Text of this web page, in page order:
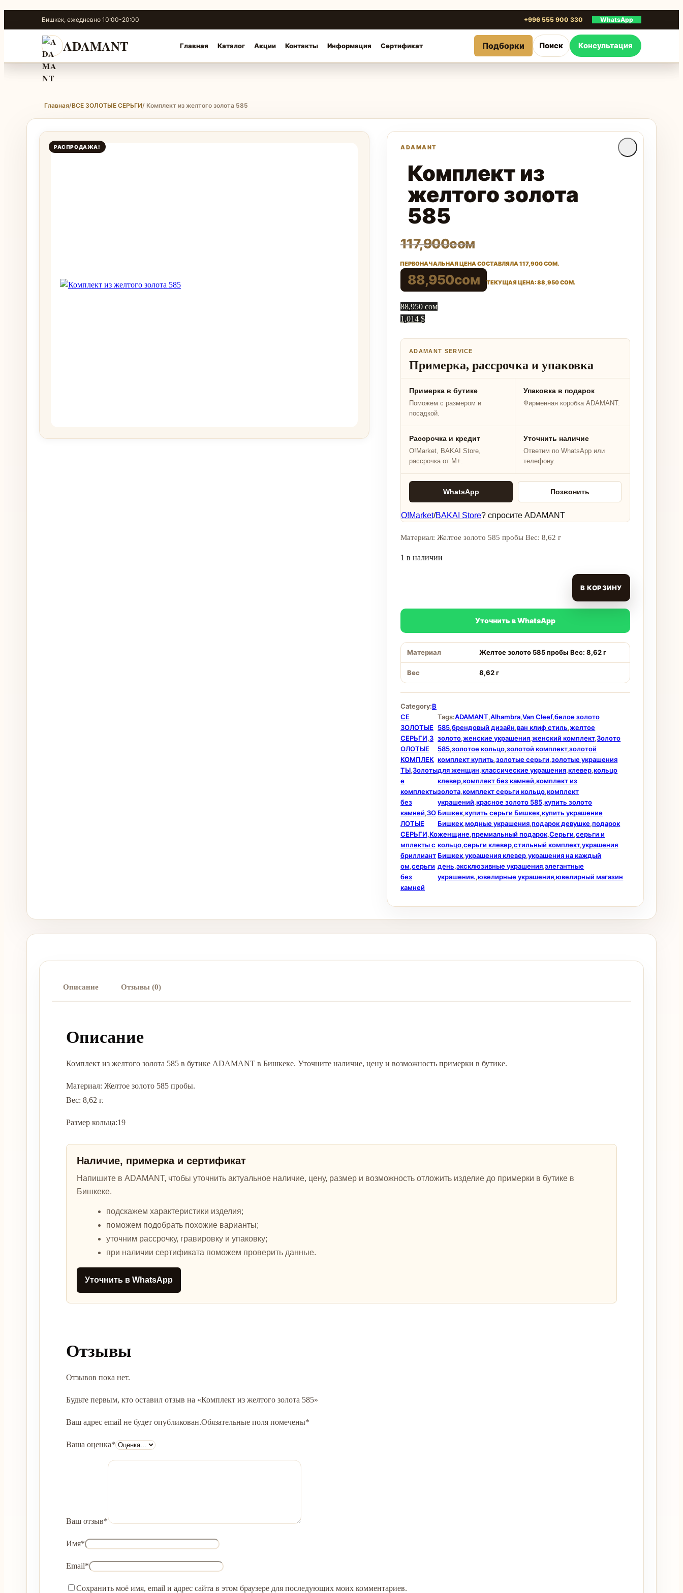
к
содержимому
Бишкек, ежедневно 10:00-20:00 +996 555 900 330 WhatsApp
ADAMANT Главная Каталог Акции Контакты Информация Сертификат Подборки Поиск Консультация
Главная/ВСЕ ЗОЛОТЫЕ СЕРЬГИ/ Комплект из желтого золота 585
РАСПРОДАЖА!
Комплект из
желтого золота
585
117,900сом
ПЕРВОНАЧАЛЬНАЯ ЦЕНА СОСТАВЛЯЛА 117,900 СОМ.
88,950сом ТЕКУЩАЯ ЦЕНА: 88,950 СОМ.
88,950 сом
1,014 $
ADAMANT SERVICE
Примерка, рассрочка и упаковка
Примерка в бутике
Поможем с размером и
посадкой.
Упаковка в подарок
Фирменная коробка ADAMANT.
Рассрочка и кредит
O!Market, BAKAI Store,
рассрочка от M+.
Уточнить наличие
Ответим по WhatsApp или
телефону.
WhatsApp Позвонить
O!Market/BAKAI Store? спросите ADAMANT
Материал: Желтое золото 585 пробы Вес: 8,62 г
1 в наличии
В КОРЗИНУ
Уточнить в WhatsApp
Материал Желтое золото 585 пробы Вес: 8,62 г
Вес 8,62 г
Category:В
СЕ
ЗОЛОТЫЕ
СЕРЬГИ,З
ОЛОТЫЕ
КОМПЛЕК
ТЫ,Золоты
е
комплекты
без
камней,ЗО
ЛОТЫЕ
СЕРЬГИ,Ко
мплекты с
бриллиант
ом,серьги
без
камней
Tags:ADAMANT,Alhambra,Van Cleef,белое золото
585,брендовый дизайн,ван клиф стиль,желтое
золото,женские украшения,женский комплект,Золото
585,золотое кольцо,золотой комплект,золотой
комплект купить,золотые серьги,золотые украшения
для женщин,классические украшения,клевер,кольцо
клевер,комплект без камней,комплект из
золота,комплект серьги кольцо,комплект
украшений,красное золото 585,купить золото
Бишкек,купить серьги Бишкек,купить украшение
Бишкек,модные украшения,подарок девушке,подарок
женщине,премиальный подарок,Серьги,серьги и
кольцо,серьги клевер,стильный комплект,украшения
Бишкек,украшения клевер,украшения на каждый
день,эксклюзивные украшения,элегантные
украшения.,ювелирные украшения,ювелирный магазин
Описание Отзывы (0)
Описание
Комплект из желтого золота 585 в бутике ADAMANT в Бишкеке. Уточните наличие, цену и возможность примерки в бутике.
Материал: Желтое золото 585 пробы.
Вес: 8,62 г.
Размер кольца:19
Наличие, примерка и сертификат
Напишите в ADAMANT, чтобы уточнить актуальное наличие, цену, размер и возможность отложить изделие до примерки в бутике в
Бишкеке.
подскажем характеристики изделия;
поможем подобрать похожие варианты;
уточним рассрочку, гравировку и упаковку;
при наличии сертификата поможем проверить данные.
Уточнить в WhatsApp
Отзывы
Отзывов пока нет.
Будьте первым, кто оставил отзыв на «Комплект из желтого золота 585»
Ваш адрес email не будет опубликован.Обязательные поля помечены*
Ваша оценка*
Ваш отзыв*
Имя*
Email*
Сохранить моё имя, email и адрес сайта в этом браузере для последующих моих комментариев.